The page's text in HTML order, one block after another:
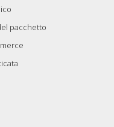
pacchetto